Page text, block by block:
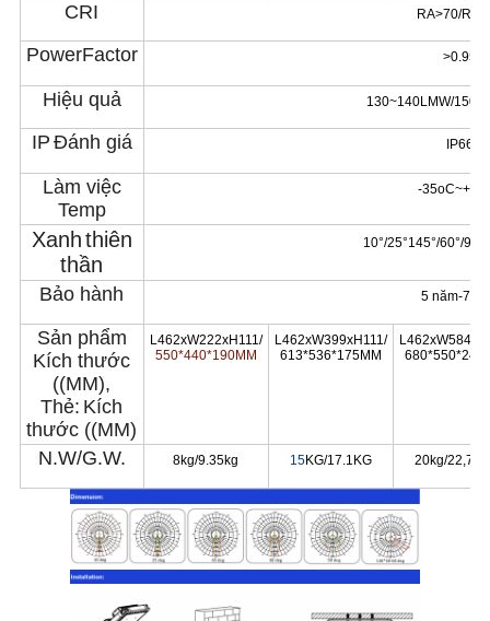
CRI RA>70/
PowerFactor >0.95
Hiệu quả 130~140LMW/
IP Đánh giá IP66
Làm việc
Temp
-
Xanhthiên
thần
10°/25°145°/60°/
Bảo hành 5 năm-7
Sản phẩm
Kích thước
((MM),
Thẻ: Kích
thước ((MM)
L462xW222xH111/
550*440*190MM
L462xW399xH111/
613*536*175MM
N.W/G.W. 8kg/9.35kg 15KG/17.1KG 20kg/